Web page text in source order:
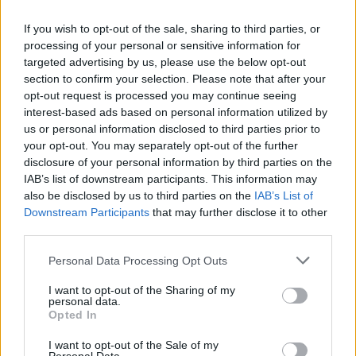
If you wish to opt-out of the sale, sharing to third parties, or
processing of your personal or sensitive information for
targeted advertising by us, please use the below opt-out
section to confirm your selection. Please note that after your
opt-out request is processed you may continue seeing
interest-based ads based on personal information utilized by
us or personal information disclosed to third parties prior to
your opt-out. You may separately opt-out of the further
disclosure of your personal information by third parties on the
IAB’s list of downstream participants. This information may
also be disclosed by us to third parties on the IAB’s List of
Downstream Participants that may further disclose it to other
Please note that this website/app uses one or more Google
not limited to your visit or usage behaviour. You may click to
grant or deny consent to Google and its third-party tags to
use your data for below specified purposes in below Google
consent section.
Personal Data Processing Opt Outs
I want to opt-out of the Sharing of my
personal data.
Opted In
I want to opt-out of the Sale of my
ιστοσελίδα της.
Αποθηκεύουμε νερό
Εάν η διακοπή υδροδότησης είναι παρατεταμένη,
θα πρέπει να αποθηκεύσουμε νερό για τις βασικές
ανάγκες. Μπορούμε να γεμίσουμε δοχεία ή ακόμα
και την μπανιέρα.
Προστασία σπιτιού
θα πρέπει να ληφθούν μέτρα για την προστασία
του σπιτιού από τυχόν διαρροές.